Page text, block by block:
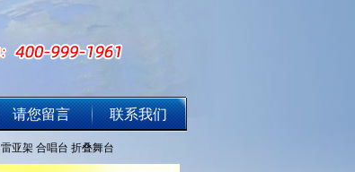
请您留言 联系我们
雷亚架 合唱台 折叠舞台